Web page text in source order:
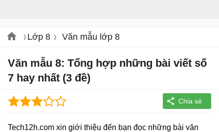
Lớp 8 Văn mẫu lớp 8
Văn mẫu 8: Tổng hợp những bài viết số
7 hay nhất (3 đề)
Tech12h.com xin giới thiệu đến bạn đọc những bài văn